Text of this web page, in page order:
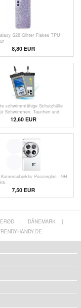
S26 Glitter Flakes TPU
8,80 EUR
schwimmfähige Schutzhülle
Schwimmen, Tauchen und
12,60 EUR
Panzerglas - 9H
7,50 EUR
| DÄNEMARK
|